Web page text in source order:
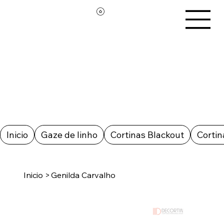
Inicio Gaze de linho Cortinas Blackout
Inicio > Genilda Carvalho